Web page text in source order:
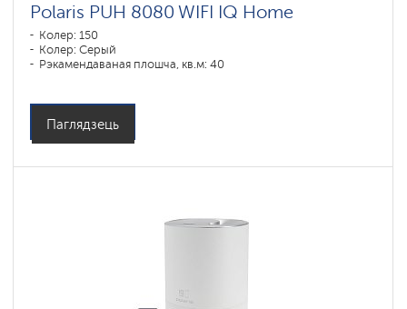
Polaris PUH 8080 WIFI IQ Home
Колер: 150
Колер: Серый
Рэкамендаваная плошча, кв.м: 40
Паглядзець